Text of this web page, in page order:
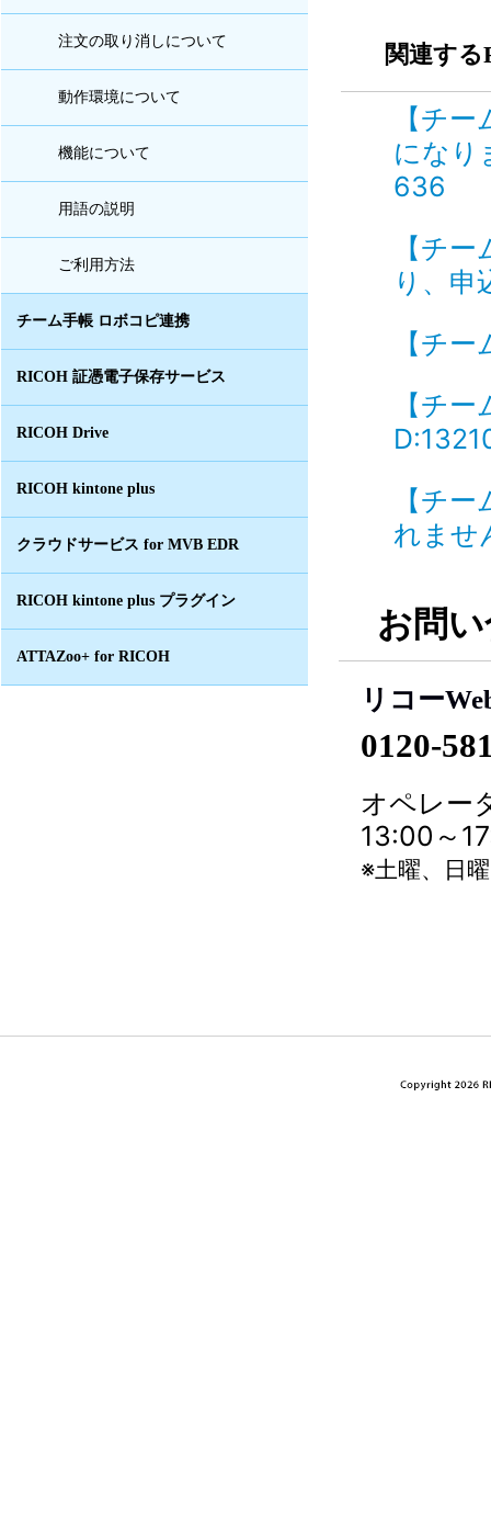
注文の取り消しについて
動作環境について
機能について
用語の説明
ご利用方法
チーム手帳 ロボコピ連携
RICOH 証憑電子保存サービス
RICOH Drive
RICOH kintone plus
クラウドサービス for MVB EDR
RICOH kintone plus プラグイン
ATTAZoo+ for RICOH
関連する
【チ
になり
636
【チ
り、
【チ
【チ
【チ
れま
お問
リコー
0120-
オペレー
13:00～
※土曜、日